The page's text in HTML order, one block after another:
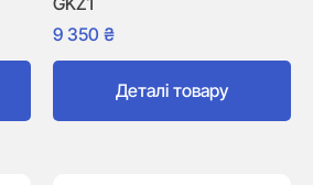
9 350 ₴
Деталі товару